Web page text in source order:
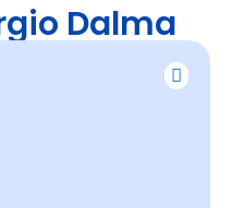
Dalma